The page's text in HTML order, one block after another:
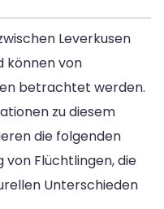
Leverkusen
können von
betrachtet werden.
zu diesem
die folgenden
von Flüchtlingen, die
Unterschieden